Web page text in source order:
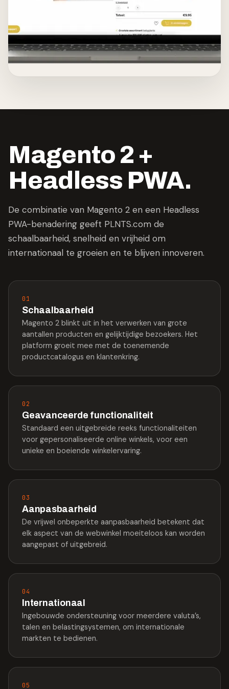
Magento 2 +
Headless PWA.
De combinatie van Magento 2 en een Headless
PWA-benadering geeft PLNTS.com de
schaalbaarheid, snelheid en vrijheid om
internationaal te groeien en te blijven innoveren.
01
Schaalbaarheid
Magento 2 blinkt uit in het verwerken van grote
aantallen producten en gelijktijdige bezoekers. Het
platform groeit mee met de toenemende
productcatalogus en klantenkring.
02
Geavanceerde functionaliteit
Standaard een uitgebreide reeks functionaliteiten
voor gepersonaliseerde online winkels, voor een
unieke en boeiende winkelervaring.
03
Aanpasbaarheid
De vrijwel onbeperkte aanpasbaarheid betekent dat
elk aspect van de webwinkel moeiteloos kan worden
aangepast of uitgebreid.
04
Internationaal
Ingebouwde ondersteuning voor meerdere valuta’s,
talen en belastingsystemen, om internationale
markten te bedienen.
05